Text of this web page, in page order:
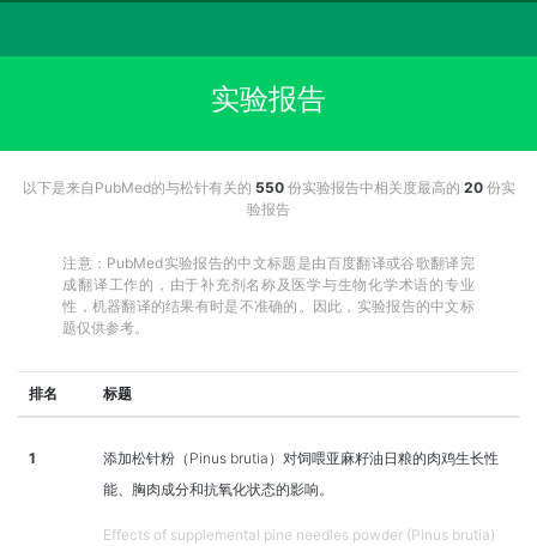
实验报告
以下是来自PubMed的与松针有关的 550份实验报告中相关度最高的 20份实
验报告
注意：PubMed实验报告的中文标题是由百度翻译或谷歌翻译完
成翻译工作的，由于补充剂名称及医学与生物化学术语的专业
性，机器翻译的结果有时是不准确的。因此，实验报告的中文标
题仅供参考。
排名 标题
1
添加松针粉（Pinus brutia）对饲喂亚麻籽油日粮的肉鸡生长性
能、胸肉成分和抗氧化状态的影响。
Effects of supplemental pine needles powder (Pinus brutia)